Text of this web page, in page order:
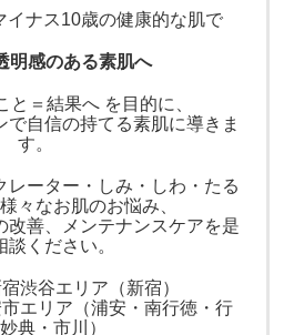
イナス10歳の健康的な肌で
明感のある素肌へ
＝結果へ を目的に、
で自信の持てる素肌に導きま
す。
レーター・しみ・しわ・たる
々なお肌のお悩み、
改善、メンテナンスケアを是
談ください。
渋谷エリア（新宿）
市エリア（浦安・南行徳・行
典・市川）